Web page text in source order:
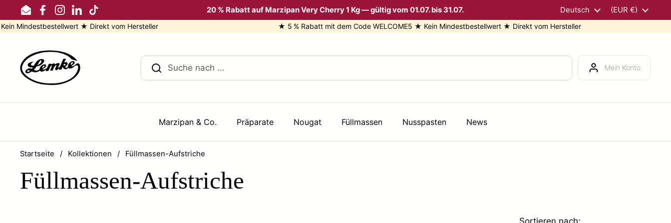
Zum Inhalt springen
EmailFacebook
Instagram
LinkedIn
TikTok
20 % Rabatt auf Marzipan Very Cherry 1 Kg — gültig vom 01.07. bis 31.07. Sprache
Deutsch Land/Region
(EUR €)
★ Direkt vom Hersteller ★ 5 % Rabatt mit dem Code WELCOME5 ★ Kein Mindestbestellwert ★ Direkt vom Hersteller
Mein Konto
Marzipan & Co. Präparate Nougat Füllmassen Nusspasten News
Startseite / Kollektionen / Füllmassen-Aufstriche
Füllmassen-Aufstriche
Sortieren nach: